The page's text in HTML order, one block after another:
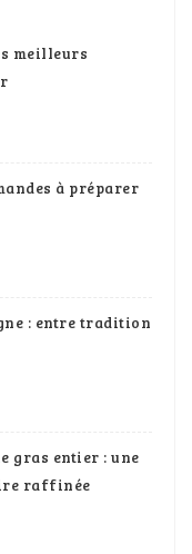
meilleurs
à préparer
: entre tradition
gras entier : une
raffinée